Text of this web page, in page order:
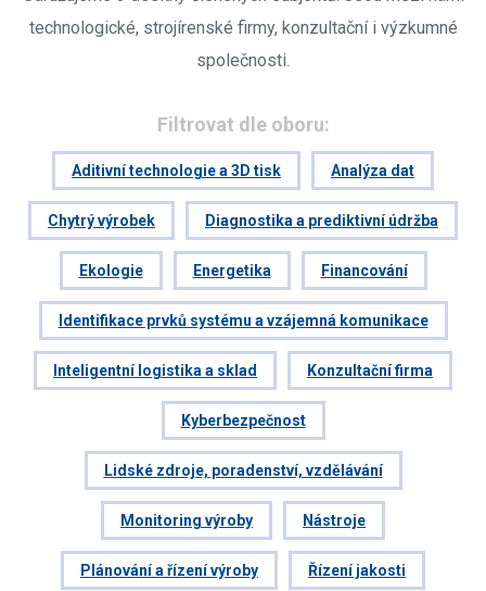
technologické, strojírenské firmy, konzultační i výzkumné
společnosti.
Filtrovat dle oboru:
Aditivní technologie a 3D tisk Analýza dat
Chytrý výrobek Diagnostika a prediktivní údržba
Ekologie Energetika Financování
Identifikace prvků systému a vzájemná komunikace
Inteligentní logistika a sklad Konzultační firma
Kyberbezpečnost
Lidské zdroje, poradenství, vzdělávání
Monitoring výroby Nástroje
Plánování a řízení výroby Řízení jakosti